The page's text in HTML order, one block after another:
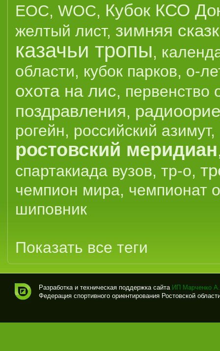
EOC, WOC, Кубок КСО
желтый лист, зимняя
казачьи тропы,
области, кубок парков, о-
охота на лис, первенство
поздравления,
рогейн, российский азимут,
ростовский меридиан
спартакиада вузов, тр-о,
чемпион мира, чемпионат
шиповник
Показать все теги
вно
Разработка и техническая поддержка сайта ИП Марченко
Федерация спортивного ориентирования Ростовской